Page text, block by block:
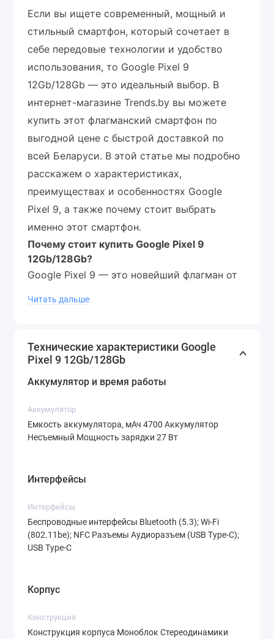
Если вы ищете современный, мощный и
стильный смартфон, который сочетает в
себе передовые технологии и удобство
использования, то Google Pixel 9
12Gb/128Gb — это идеальный выбор. В
интернет-магазине Trends.by вы можете
купить этот флагманский смартфон по
выгодной цене с быстрой доставкой по
всей Беларуси. В этой статье мы подробно
расскажем о характеристиках,
преимуществах и особенностях Google
Pixel 9, а также почему стоит выбрать
именно этот смартфон.
Почему стоит купить Google Pixel 9
12Gb/128Gb?
Google Pixel 9 — это новейший флагман от
Этот смартфон создан для тех, кто ценит
качество, скорость и надежность. Вот
несколько причин, почему стоит выбрать
Чистый Android без оболочек
Смартфон работает на базе операционной
производительность, быстрое обновление
системы и отсутствие ненужных
предустановленных приложений.
Мощный процессор Google Tensor G4
Pixel, обеспечивает высокую скорость
работы, плавную многозадачность и
отличную энергоэффективность.
Читать дальше
Технические характеристики Google
Pixel 9 12Gb/128Gb
Аккумулятор и время работы
Аккумулятор
Емкость аккумулятора, мАч 4700 Аккумулятор
Несъемный Мощность зарядки 27 Вт
Интерфейсы
Интерфейсы
Беспроводные интерфейсы Bluetooth (5.3); Wi-Fi
(802.11be); NFC Разъемы Аудиоразъем (USB Type-C);
USB Type-C
Корпус
Конструкция
Конструкция корпуса Моноблок Стереодинамики